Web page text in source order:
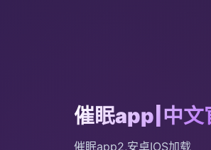
催眠app|中文
催眠app2,安卓IOS加载